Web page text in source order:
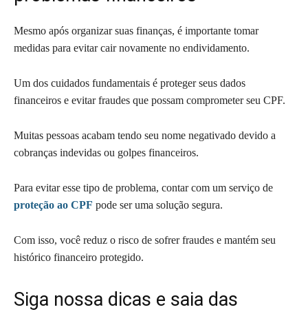
Mesmo após organizar suas finanças, é importante tomar
medidas para evitar cair novamente no endividamento.
Um dos cuidados fundamentais é proteger seus dados
financeiros e evitar fraudes que possam comprometer seu CPF.
Muitas pessoas acabam tendo seu nome negativado devido a
cobranças indevidas ou golpes financeiros.
Para evitar esse tipo de problema, contar com um serviço de
proteção ao CPF pode ser uma solução segura.
Com isso, você reduz o risco de sofrer fraudes e mantém seu
histórico financeiro protegido.
Siga nossa dicas e saia das